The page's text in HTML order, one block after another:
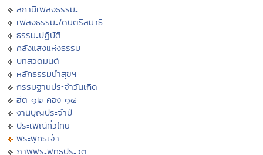
สถานีเพลงธรรมะ
เพลงธรรมะ/ดนตรีสมาธิ
ธรรมะปฏิบัติ
คลังแสงแห่งธรรม
บทสวดมนต์
หลักธรรมนำสุขฯ
กรรมฐานประจำวันเกิด
ฮีต ๑๒ คอง ๑๔
งานบุญประจำปี
ประเพณีทั่วไทย
พระพุทธเจ้า
ภาพพระพุทธประวัติ